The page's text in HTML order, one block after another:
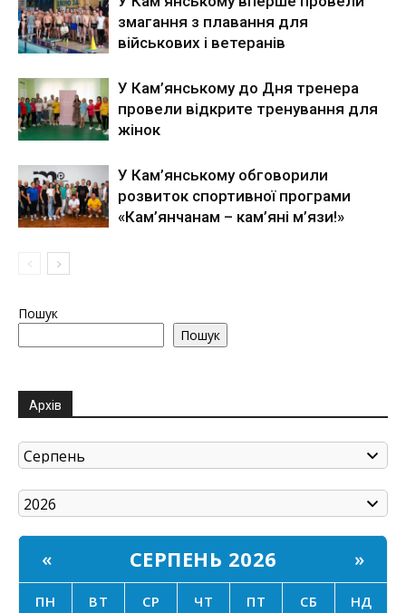
змагання з плавання для
військових і ветеранів
У Кам’янському до Дня тренера
провели відкрите тренування для
жінок
У Кам’янському обговорили
розвиток спортивної програми
«Кам’янчанам – кам’яні м’язи!»
Пошук
Пошук
Архів
« СЕРПЕНЬ 2026 »
ПН ВТ СР ЧТ ПТ СБ НД